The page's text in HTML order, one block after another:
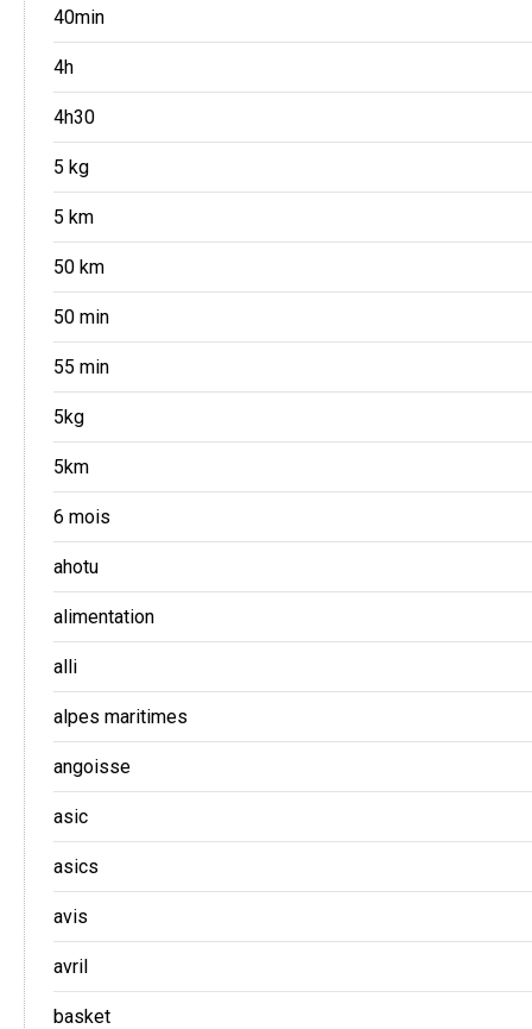
40min
4h
4h30
5 kg
5 km
50 km
50 min
55 min
5kg
5km
6 mois
ahotu
alimentation
alli
alpes maritimes
angoisse
asic
asics
avis
avril
basket